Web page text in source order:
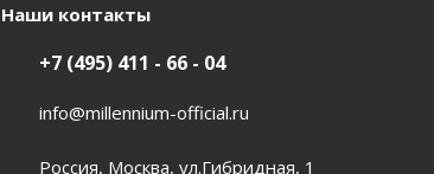
Наши контакты
+7 (495) 411 - 66 - 04
info@millennium-official.ru
Россия, Москва, ул.Гибридная, 1